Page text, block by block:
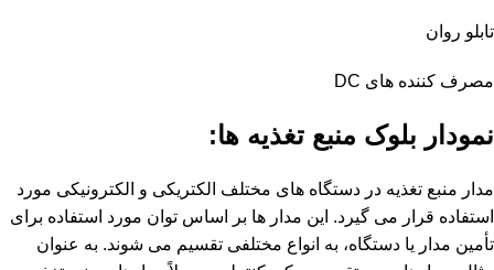
تابلو روان
مصرف کننده های DC
نمودار بلوک منبع تغذیه ها:
مدار منبع تغذیه در دستگاه های مختلف الکتریکی و الکترونیکی مورد
استفاده قرار می گیرد. این مدار ها بر اساس توان مورد استفاده برای
تأمین مدار یا دستگاه، به انواع مختلفی تقسیم می شوند. به عنوان